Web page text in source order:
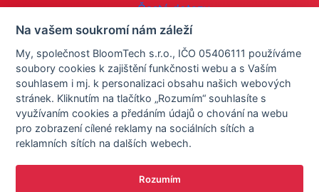
Časté dotazy
Obchodní podmínky
Osobní údaje
Nastavení cookies
Zákaznický servis
+420 576 576 686
info@dovezkytku.cz
Mobilní aplikace
Na vašem soukromí nám záleží
My, společnost BloomTech s.r.o., IČO 05406111 používáme
soubory cookies k zajištění funkčnosti webu a s Vaším
souhlasem i mj. k personalizaci obsahu našich webových
stránek. Kliknutím na tlačítko „Rozumím“ souhlasíte s
využívaním cookies a předáním údajů o chování na webu
pro zobrazení cílené reklamy na sociálních sítích a
reklamních sítích na dalších webech.
Rozumím